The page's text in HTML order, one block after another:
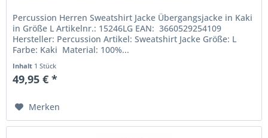
Percussion Herren Sweatshirt Jacke Übergangsjacke in Kaki
in Größe L Artikelnr.: 15246LG EAN: 3660529254109
Hersteller: Percussion Artikel: Sweatshirt Jacke Größe: L
Farbe: Kaki Material: 100%...
Inhalt 1 Stück
49,95 € *
Merken